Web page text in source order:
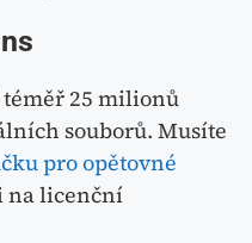
25 milionů
souborů. Musíte
pro opětovné
na licenční